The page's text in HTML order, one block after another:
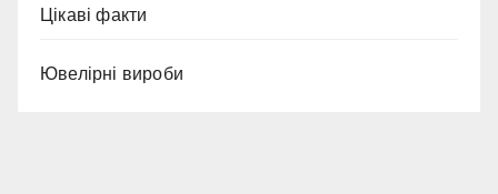
Цікаві факти
Ювелірні вироби